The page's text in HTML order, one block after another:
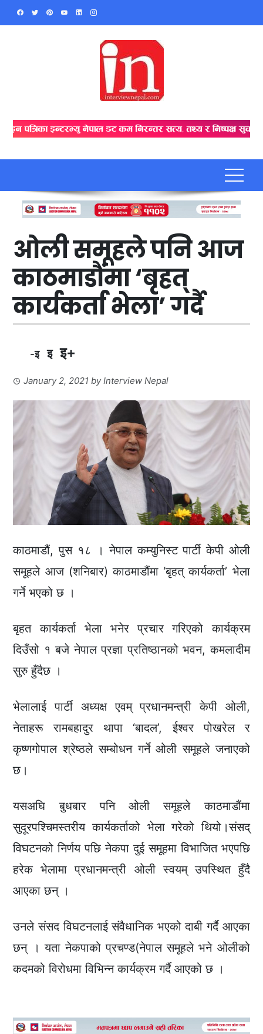
Skip
ओली समूहले पनि आज
काठमाडौंमा ‘बृहत्
कार्यकर्ता भेला’ गर्दै
-इ इ इ+
January 2, 2021 byInterview Nepal
काठमाडौं, पुस १८ । नेपाल कम्युनिस्ट पार्टी केपी ओली
समूहले आज (शनिबार) काठमाडौंमा ‘बृहत् कार्यकर्ता’ भेला
गर्ने भएको छ ।
बृहत कार्यकर्ता भेला भनेर प्रचार गरिएको कार्यक्रम
दिउँसो १ बजे नेपाल प्रज्ञा प्रतिष्ठानको भवन, कमलादीम
सुरु हुँदैछ ।
भेलालाई पार्टी अध्यक्ष एवम् प्रधानमन्त्री केपी ओली,
नेताहरू रामबहादुर थापा ‘बादल’, ईश्वर पोखरेल र
कृष्णगोपाल श्रेष्ठले सम्बोधन गर्ने ओली समूहले जनाएको
छ।
यसअघि बुधबार पनि ओली समूहले काठमाडौंमा
सुदूरपश्चिमस्तरीय कार्यकर्ताको भेला गरेको थियो।संसद्
विघटनको निर्णय पछि नेकपा दुई समूहमा विभाजित भएपछि
हरेक भेलामा प्रधानमन्त्री ओली स्वयम् उपस्थित हुँदै
आएका छन् ।
उनले संसद विघटनलाई संवैधानिक भएको दाबी गर्दै आएका
छन् । यता नेकपाको प्रचण्ड(नेपाल समूहले भने ओलीको
कदमको विरोधमा विभिन्न कार्यक्रम गर्दै आएको छ ।